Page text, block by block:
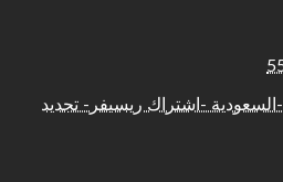
بي ان سبورت – bein sport -السعودية -اشتراك ريسيفر- تجديد